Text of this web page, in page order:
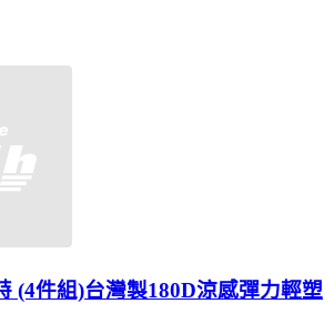
(4件組)台灣製180D涼感彈力輕塑